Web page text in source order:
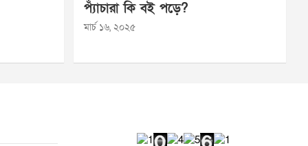
প্যাঁচারা কি বই পড়ে?
মার্চ ১৬, ২০২৫